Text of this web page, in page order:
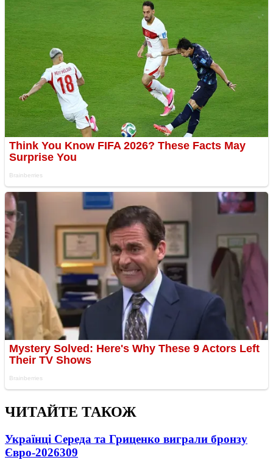
ЧИТАЙТЕ ТАКОЖ
Українці Середа та Гриценко виграли бронзу
Євро-2026309